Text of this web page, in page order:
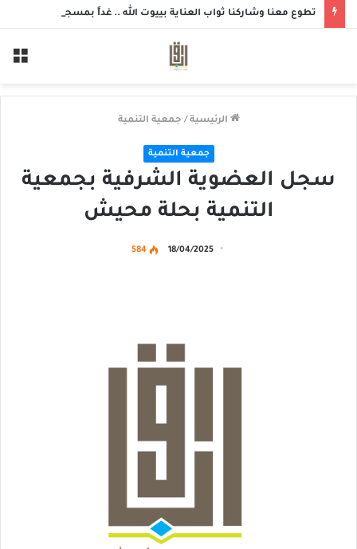
الرئيسية / جمعية التنمية
جمعية التنمية
سجل العضوية الشرفية بجمعية
التنمية بحلة محيش
18/04/2025
584